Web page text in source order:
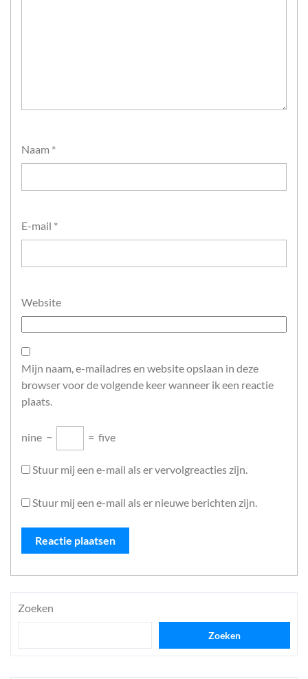
Naam *
E-mail *
Website
Mijn naam, e-mailadres en website opslaan in deze
browser voor de volgende keer wanneer ik een reactie
plaats.
nine − = five
Stuur mij een e-mail als er vervolgreacties zijn.
Stuur mij een e-mail als er nieuwe berichten zijn.
Zoeken
Zoeken